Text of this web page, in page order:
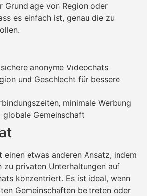
Grundlage von Region oder
es einfach ist, genau die zu
anonyme Videochats
und Geschlecht für bessere
minimale Werbung
globale Gemeinschaft
einen etwas anderen Ansatz, indem
zu privaten Unterhaltungen auf
konzentriert. Es ist ideal, wenn
Gemeinschaften beitreten oder